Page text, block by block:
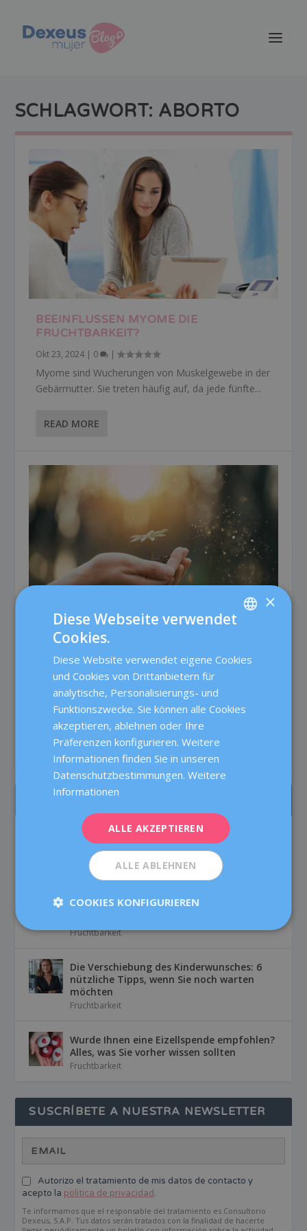
SCHLAGWORT: ABORTO
BEEINFLUSSEN MYOME DIE
FRUCHTBARKEIT?
Okt 23, 2024 | 0 |
Myome sind Wucherungen von Muskelgewebe in der
Gebärmutter. Sie treten häufig auf, da jede fünfte...
READ MORE
WIEDERHOLTE FEHLGEBURTEN: WIE SOLL
Jan 16, 2024 |0
Spontane Fehlgeburten sind relativ häufig. Etwa 10–
20?% der Schwangerschaften enden mit einer...
READ MORE
AM MEISTEN GELESEN
Die Betreuung von Patientinnen in der
Reproduktionsmedizin bei Dexeus Mujer
Fruchtbarkeit
tatsächlich die Chancen auf eine
Fruchtbarkeit
Die Verschiebung des Kinderwunsches: 6
nützliche Tipps, wenn Sie noch warten
möchten
Fruchtbarkeit
Wurde Ihnen eine Eizellspende empfohlen?
Alles, was Sie vorher wissen sollten
Fruchtbarkeit
SUSCRÍBETE A NUESTRA NEWSLETTER
Autorizo el tratamiento de mis datos de contacto y
acepto la política de privacidad.
Te informamos que el responsable del tratamiento es Consultorio
Dexeus, S.A.P. Tus datos serán tratados con la finalidad de hacerte
CATALÀ
FRENCH
×
Diese Webseite verwendet
Cookies.
Diese Website verwendet eigene Cookies
und Cookies von Drittanbietern für
analytische, Personalisierungs- und
Funktionszwecke. Sie können alle Cookies
akzeptieren, ablehnen oder Ihre
Präferenzen konfigurieren. Weitere
Informationen finden Sie in unseren
Datenschutzbestimmungen. Weitere
Informationen
ALLE AKZEPTIEREN
ALLE ABLEHNEN
COOKIES KONFIGURIEREN